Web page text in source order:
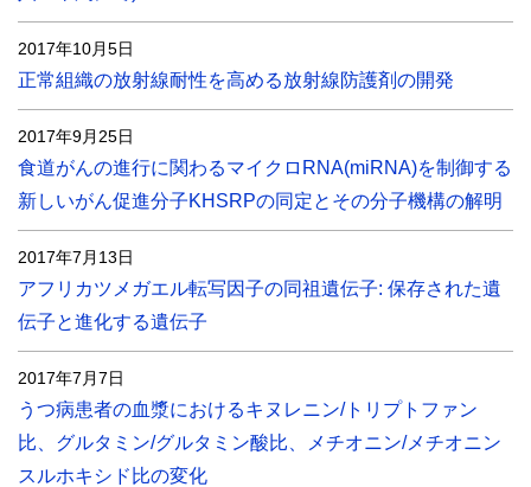
2017年10月5日
正常組織の放射線耐性を高める放射線防護剤の開発
2017年9月25日
食道がんの進行に関わるマイクロRNA(miRNA)を制御する
新しいがん促進分子KHSRPの同定とその分子機構の解明
2017年7月13日
アフリカツメガエル転写因子の同祖遺伝子: 保存された遺
伝子と進化する遺伝子
2017年7月7日
うつ病患者の血漿におけるキヌレニン/トリプトファン
比、グルタミン/グルタミン酸比、メチオニン/メチオニン
スルホキシド比の変化